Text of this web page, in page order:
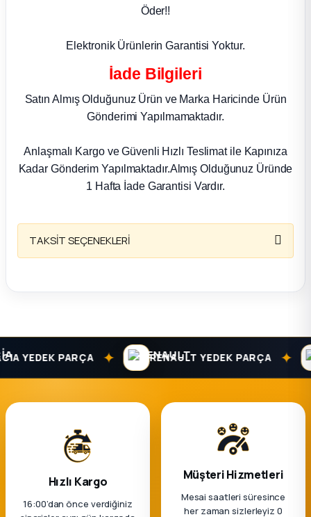
Öder!!
Elektronik Ürünlerin Garantisi Yoktur.
İade Bilgileri
Satın Almış Olduğunuz Ürün ve Marka Haricinde Ürün
Gönderimi Yapılmamaktadır.
Anlaşmalı Kargo ve Güvenli Hızlı Teslimat ile Kapınıza
Kadar Gönderim Yapılmaktadır.Almış Olduğunuz Üründe
1 Hafta İade Garantisi Vardır.
TAKSİT SEÇENEKLERİ
YEDEK PARÇA ✦ RENAULT YEDEK PARÇA ✦
Hızlı Kargo
16:00’dan önce verdiğiniz
Müşteri Hizmetleri
Mesai saatleri süresince
her zaman sizlerleyiz 0